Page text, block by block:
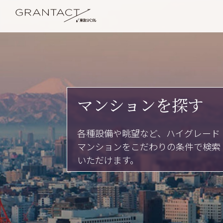
マンションを探す
各種設備や眺望など、ハイグレード
マンションをこだわりの条件で検索
いただけます。